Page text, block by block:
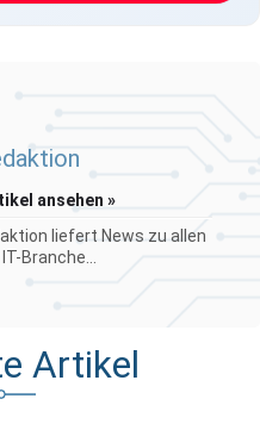
ansehen »
liefert News zu allen
Branche...
Artikel